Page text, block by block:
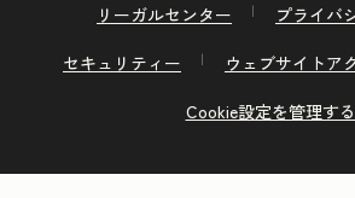
リーガルセンター
プライバ
セキュリティー
ウェブサイトア
Cookie設定を管理する